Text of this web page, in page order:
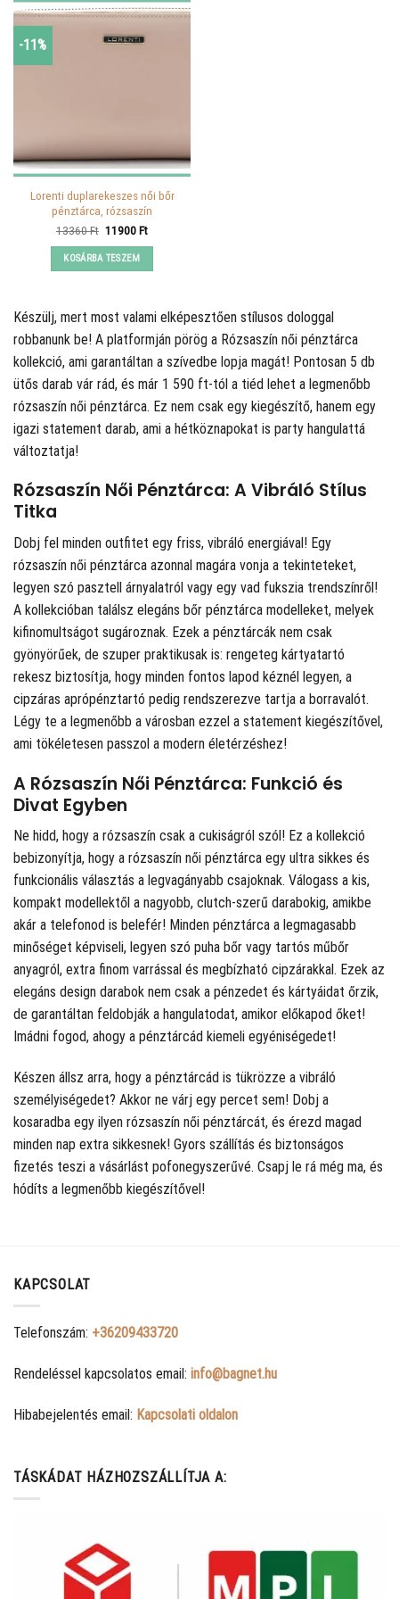
-11%
Lorenti duplarekeszes női bőr
pénztárca, rózsaszín
13360Ft Original
was:
13360 Ft.
11900FtCurrent
KOSÁRBA TESZEM
Készülj, mert most valami elképesztően stílusos dologgal
robbanunk be! A platformján pörög a Rózsaszín női pénztárca
kollekció, ami garantáltan a szívedbe lopja magát! Pontosan 5 db
ütős darab vár rád, és már 1 590 ft-tól a tiéd lehet a legmenőbb
rózsaszín női pénztárca. Ez nem csak egy kiegészítő, hanem egy
igazi statement darab, ami a hétköznapokat is party hangulattá
változtatja!
Rózsaszín Női Pénztárca: A Vibráló Stílus
Titka
Dobj fel minden outfitet egy friss, vibráló energiával! Egy
rózsaszín női pénztárca azonnal magára vonja a tekinteteket,
legyen szó pasztell árnyalatról vagy egy vad fukszia trendszínről!
A kollekcióban találsz elegáns bőr pénztárca modelleket, melyek
kifinomultságot sugároznak. Ezek a pénztárcák nem csak
gyönyörűek, de szuper praktikusak is: rengeteg kártyatartó
rekesz biztosítja, hogy minden fontos lapod kéznél legyen, a
cipzáras aprópénztartó pedig rendszerezve tartja a borravalót.
Légy te a legmenőbb a városban ezzel a statement kiegészítővel,
ami tökéletesen passzol a modern életérzéshez!
A Rózsaszín Női Pénztárca: Funkció és
Divat Egyben
Ne hidd, hogy a rózsaszín csak a cukiságról szól! Ez a kollekció
bebizonyítja, hogy a rózsaszín női pénztárca egy ultra sikkes és
funkcionális választás a legvagányabb csajoknak. Válogass a kis,
kompakt modellektől a nagyobb, clutch-szerű darabokig, amikbe
akár a telefonod is belefér! Minden pénztárca a legmagasabb
minőséget képviseli, legyen szó puha bőr vagy tartós műbőr
anyagról, extra finom varrással és megbízható cipzárakkal. Ezek az
elegáns design darabok nem csak a pénzedet és kártyáidat őrzik,
de garantáltan feldobják a hangulatodat, amikor előkapod őket!
Imádni fogod, ahogy a pénztárcád kiemeli egyéniségedet!
Készen állsz arra, hogy a pénztárcád is tükrözze a vibráló
személyiségedet? Akkor ne várj egy percet sem! Dobj a
kosaradba egy ilyen rózsaszín női pénztárcát, és érezd magad
minden nap extra sikkesnek! Gyors szállítás és biztonságos
fizetés teszi a vásárlást pofonegyszerűvé. Csapj le rá még ma, és
hódíts a legmenőbb kiegészítővel!
KAPCSOLAT
Telefonszám: +36209433720
Rendeléssel kapcsolatos email: info@bagnet.hu
Hibabejelentés email: Kapcsolati oldalon
TÁSKÁDAT HÁZHOZSZÁLLÍTJA A: